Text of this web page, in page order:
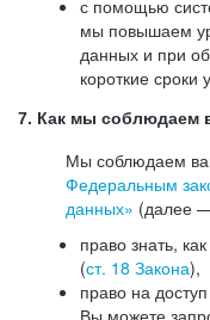
с помощью
мы повышаем
данных и при
короткие
7. Как мы соблюдаем
Мы соблюдаем
Федеральным
данных» (далее
право знать,
(ст. 18 Закона),
право на
Вы можете